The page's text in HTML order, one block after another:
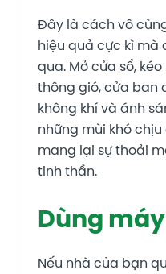
Đây là cách vô
hiệu quả cực kì mà
qua. Mở cửa sổ,
thông gió, cửa ban
không khí và ánh
những mùi khó
mang lại sự thoải
tinh thần.
Dùng
Nếu nhà của bạn